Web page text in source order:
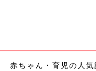
赤ちゃん・育児の人